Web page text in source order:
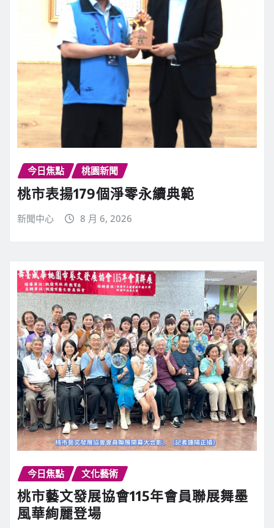
今日焦點 桃園新聞
桃市表揚179個淨零永續典範
新聞中心 8 月 6, 2026
今日焦點 文化藝術
桃市藝文發展協會115年會員聯展舞墨
風華絢麗登場